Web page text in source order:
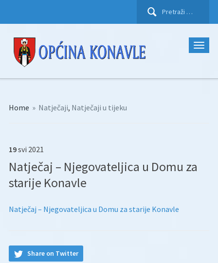
Pretraži:
Home » Natječaji, Natječaji u tijeku
19svi 2021
Natječaj – Njegovateljica u Domu za
starije Konavle
Natječaj – Njegovateljica u Domu za starije Konavle
Share on Twitter